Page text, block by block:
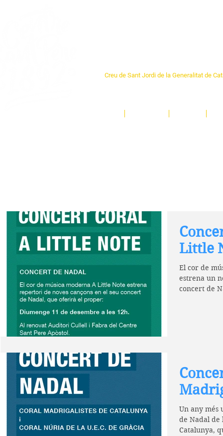
Creu de Sant Jordi de la Generalitat de
Little
El cor de
estrena un
concert de
Un any més
de Nadal de
Catalunya,